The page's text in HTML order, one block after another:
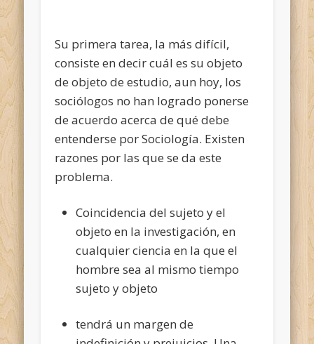
Su primera tarea, la más difícil,
consiste en decir cuál es su objeto
de objeto de estudio, aun hoy, los
sociólogos no han logrado ponerse
de acuerdo acerca de qué debe
entenderse por Sociología. Existen
razones por las que se da este
problema.
Coincidencia del sujeto y el
objeto en la investigación, en
cualquier ciencia en la que el
hombre sea al mismo tiempo
sujeto y objeto
tendrá un margen de